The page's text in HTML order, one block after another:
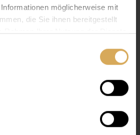
möglicherweise mit
die Sie ihnen bereitgestellt
Rahmen Ihrer Nutzung der Dienste